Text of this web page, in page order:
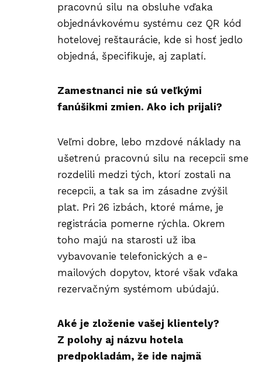
pracovnú silu na obsluhe vďaka
objednávkovému systému cez QR kód
hotelovej reštaurácie, kde si hosť jedlo
objedná, špecifikuje, aj zaplatí.
Zamestnanci nie sú veľkými
fanúšikmi zmien. Ako ich prijali?
Veľmi dobre, lebo mzdové náklady na
ušetrenú pracovnú silu na recepcii sme
rozdelili medzi tých, ktorí zostali na
recepcii, a tak sa im zásadne zvýšil
plat. Pri 26 izbách, ktoré máme, je
registrácia pomerne rýchla. Okrem
toho majú na starosti už iba
vybavovanie telefonických a e-
mailových dopytov, ktoré však vďaka
rezervačným systémom ubúdajú.
Aké je zloženie vašej klientely?
Z polohy aj názvu hotela
predpokladám, že ide najmä